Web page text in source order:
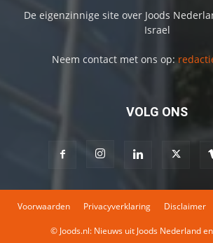
De eigenzinnige site over Joods
Israel
Neem contact met ons op:
VOLG ONS
Voorwaarden Privacyverklaring Disclaimer
© Joods.nl: Nieuws uit Joods Nederland